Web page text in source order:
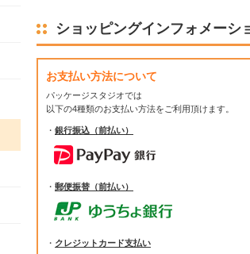
ショッピングインフォメーシ
お支払い方法について
パッケージスタジオでは
以下の4種類のお支払い方法をご利用頂けます。
・ 銀行振込（前払い）
・ 郵便振替（前払い）
・ クレジットカード支払い